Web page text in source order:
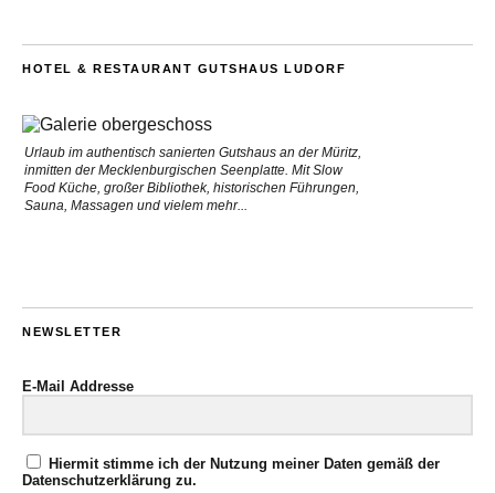
HOTEL & RESTAURANT GUTSHAUS LUDORF
Urlaub im authentisch sanierten Gutshaus an der Müritz,
inmitten der Mecklenburgischen Seenplatte. Mit Slow
Food Küche, großer Bibliothek, historischen Führungen,
Sauna, Massagen und vielem mehr...
NEWSLETTER
E-Mail Addresse
Hiermit stimme ich der Nutzung meiner Daten gemäß der
Datenschutzerklärung zu.